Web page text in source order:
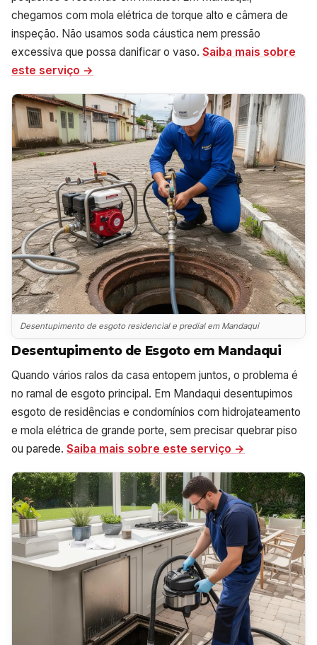
chegamos com mola elétrica de torque alto e câmera de
inspeção. Não usamos soda cáustica nem pressão
excessiva que possa danificar o vaso. Saiba mais sobre
este serviço →
Desentupimento de esgoto residencial e predial em Mandaqui
Desentupimento de Esgoto em Mandaqui
Quando vários ralos da casa entopem juntos, o problema é
no ramal de esgoto principal. Em Mandaqui desentupimos
esgoto de residências e condomínios com hidrojateamento
e mola elétrica de grande porte, sem precisar quebrar piso
ou parede. Saiba mais sobre este serviço →